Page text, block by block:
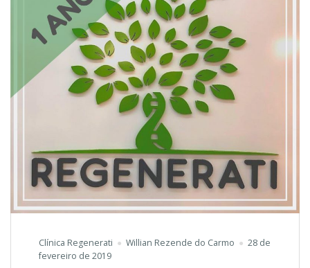
Clínica Regenerati Willian Rezende do Carmo
28 de
fevereiro de 2019